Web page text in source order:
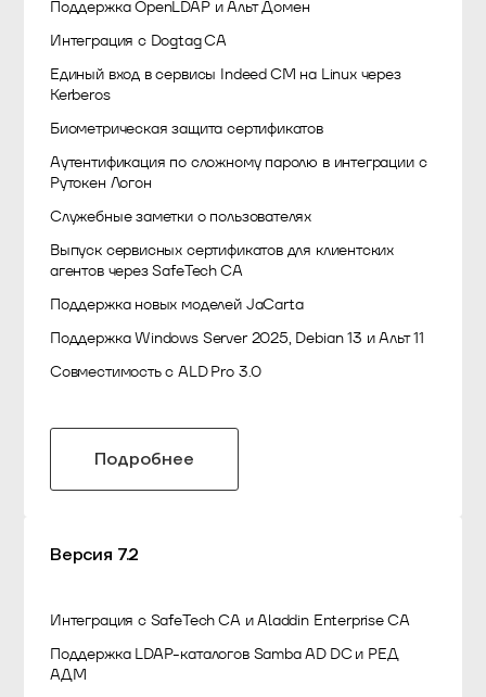
Поддержка OpenLDAP и Альт Домен
Интеграция с Dogtag CA
Единый вход в сервисы Indeed CM на Linux через
Kerberos
Биометрическая защита сертификатов
Аутентификация по сложному паролю в интеграции с
Рутокен Логон
Служебные заметки о пользователях
Выпуск сервисных сертификатов для клиентских
агентов через SafeTech CA
Поддержка новых моделей JaCarta
Поддержка Windows Server 2025, Debian 13 и Альт 11
Совместимость с ALD Pro 3.0
Подробнее
Версия 7.2
Интеграция с SafeTech CA и Aladdin Enterprise CA
Поддержка LDAP-каталогов Samba AD DC и РЕД
АДМ